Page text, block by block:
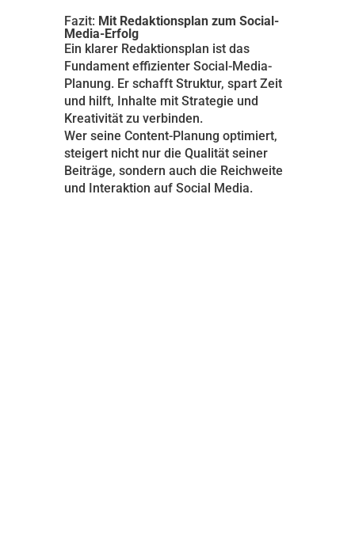
Fazit: Mit Redaktionsplan zum Social-
Media-Erfolg
Ein klarer Redaktionsplan ist das
Fundament effizienter Social-Media-
Planung. Er schafft Struktur, spart Zeit
und hilft, Inhalte mit Strategie und
Kreativität zu verbinden.
Wer seine Content-Planung optimiert,
steigert nicht nur die Qualität seiner
Beiträge, sondern auch die Reichweite
und Interaktion auf Social Media.